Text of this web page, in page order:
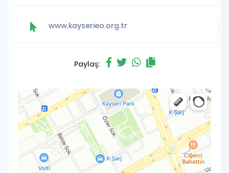
www.kayserieo.org.tr
Paylaş: